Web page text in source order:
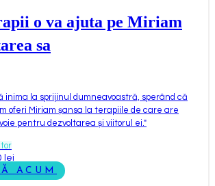
o va ajuta pe Miriam
sa
inima la sprijinul dumneavoastră, sperând că
oferi Miriam șansa la terapiile de care are
pentru dezvoltarea și viitorul ei. "
lei
ACUM